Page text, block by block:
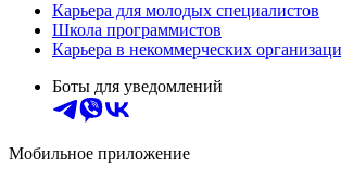
Карьера для молодых специалистов
Школа программистов
Карьера в некоммерческих
Боты для уведомлений
Мобильное приложение